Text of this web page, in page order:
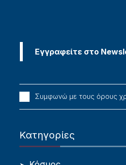
Συμφωνώ με τους όρους
Κατηγορίες